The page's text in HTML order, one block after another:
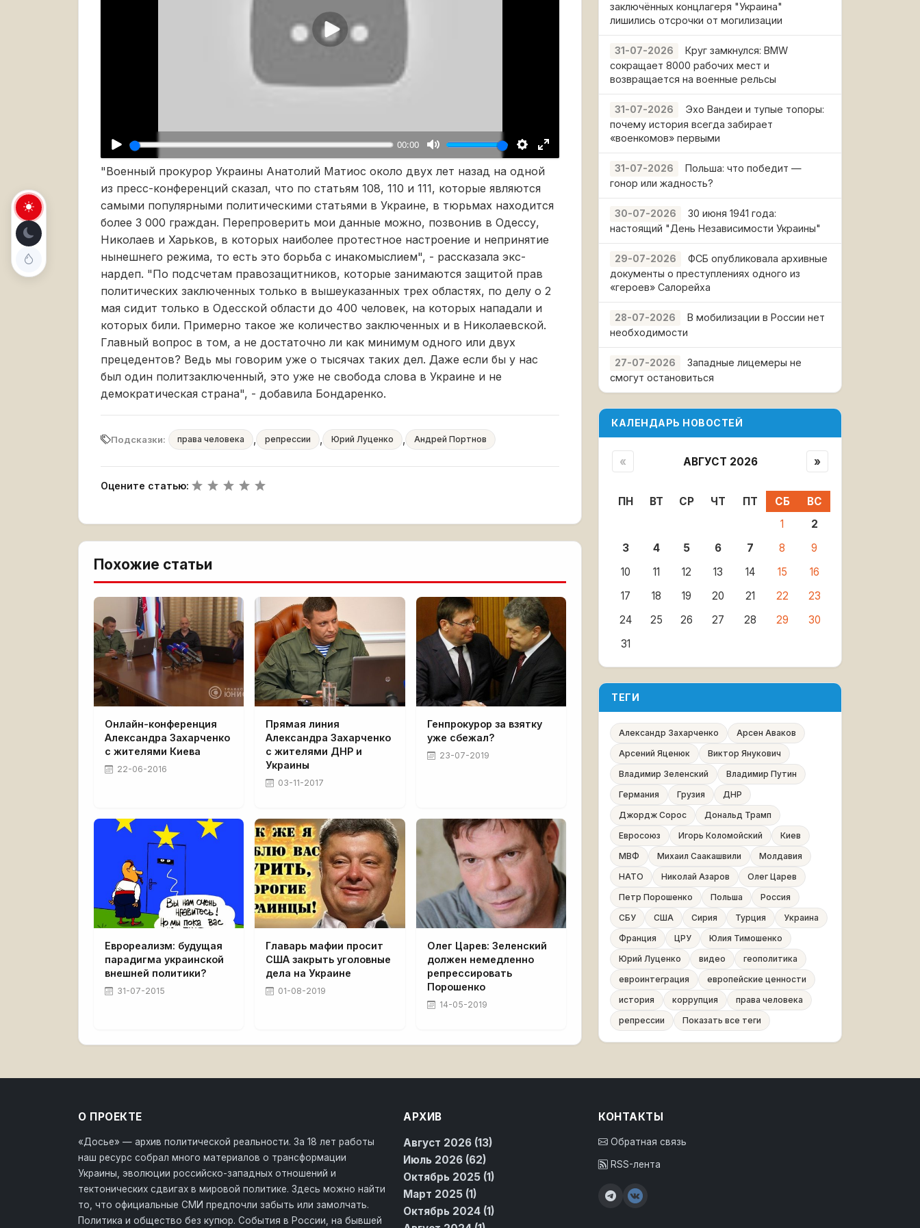
00:00
Воспроизвести
"Военный прокурор Украины Анатолий Матиос около двух лет назад на одной
из пресс-конференций сказал, что по статьям 108, 110 и 111, которые являются
самыми популярными политическими статьями в Украине, в тюрьмах находится
более 3 000 граждан. Перепроверить мои данные можно, позвонив в Одессу,
Николаев и Харьков, в которых наиболее протестное настроение и непринятие
нынешнего режима, то есть это борьба с инакомыслием", - рассказала экс-
нардеп. "По подсчетам правозащитников, которые занимаются защитой прав
политических заключенных только в вышеуказанных трех областях, по делу о 2
мая сидит только в Одесской области до 400 человек, на которых нападали и
которых били. Примерно такое же количество заключенных и в Николаевской.
Главный вопрос в том, а не достаточно ли как минимум одного или двух
прецедентов? Ведь мы говорим уже о тысячах таких дел. Даже если бы у нас
был один политзаключенный, это уже не свобода слова в Украине и не
демократическая страна", - добавила Бондаренко.
Подсказки: права человека , репрессии , Юрий Луценко , Андрей Портнов
Оцените статью:
Похожие статьи
Онлайн-конференция
Александра Захарченко
с жителями Киева
22-06-2016
Прямая линия
Александра Захарченко
с жителями ДНР и
Украины
03-11-2017
Генпрокурор за взятку
уже сбежал?
23-07-2019
Еврореализм: будущая
парадигма украинской
внешней политики?
31-07-2015
Главарь мафии просит
США закрыть уголовные
дела на Украине
01-08-2019
Олег Царев: Зеленский
должен немедленно
репрессировать
Порошенко
14-05-2019
заключённых концлагеря "Украина"
лишились отсрочки от могилизации
31-07-2026
Круг замкнулся: BMW
сокращает 8000 рабочих мест и
возвращается на военные рельсы
31-07-2026
Эхо Вандеи и тупые топоры:
почему история всегда забирает
«военкомов» первыми
31-07-2026
Польша: что победит —
гонор или жадность?
30-07-2026
30 июня 1941 года:
настоящий "День Независимости Украины"
29-07-2026
ФСБ опубликовала архивные
документы о преступлениях одного из
«героев» Салорейха
28-07-2026
В мобилизации в России нет
необходимости
27-07-2026
Западные лицемеры не
смогут остановиться
КАЛЕНДАРЬ НОВОСТЕЙ
« АВГУСТ 2026 »
ПН ВТ СР ЧТ ПТ СБ
ВС
1
2
3
4 5 6 7 8
9
10
11 12 13 14 15
16
17
18 19 20 21 22
23
24
25 26 27 28 29
30
31
ТЕГИ
Александр Захарченко
Арсен Аваков
Арсений Яценюк
Виктор Янукович
Владимир Зеленский
Владимир Путин
Германия
Грузия
ДНР
Джордж Сорос
Дональд Трамп
Евросоюз
Игорь Коломойский
Киев
МВФ
Михаил Саакашвили
Молдавия
НАТО
Николай Азаров
Олег Царев
Петр Порошенко
Польша
Россия
СБУ
США Сирия Турция
Украина
Франция
ЦРУ
Юлия Тимошенко
Юрий Луценко
видео
геополитика
евроинтеграция
европейские ценности
история
коррупция
права человека
репрессии
Показать все теги
О ПРОЕКТЕ
«Досье» — архив политической реальности. За 18 лет работы
наш ресурс собрал много материалов о трансформации
Украины, эволюции российско-западных отношений и
тектонических сдвигах в мировой политике. Здесь можно найти
то, что официальные СМИ предпочли забыть или замолчать.
Политика и общество без купюр. События в России, на бывшей
АРХИВ
Август 2026 (13)
Июль 2026 (62)
Октябрь 2025 (1)
Март 2025 (1)
Октябрь 2024 (1)
КОНТАКТЫ
Обратная связь
RSS-лента